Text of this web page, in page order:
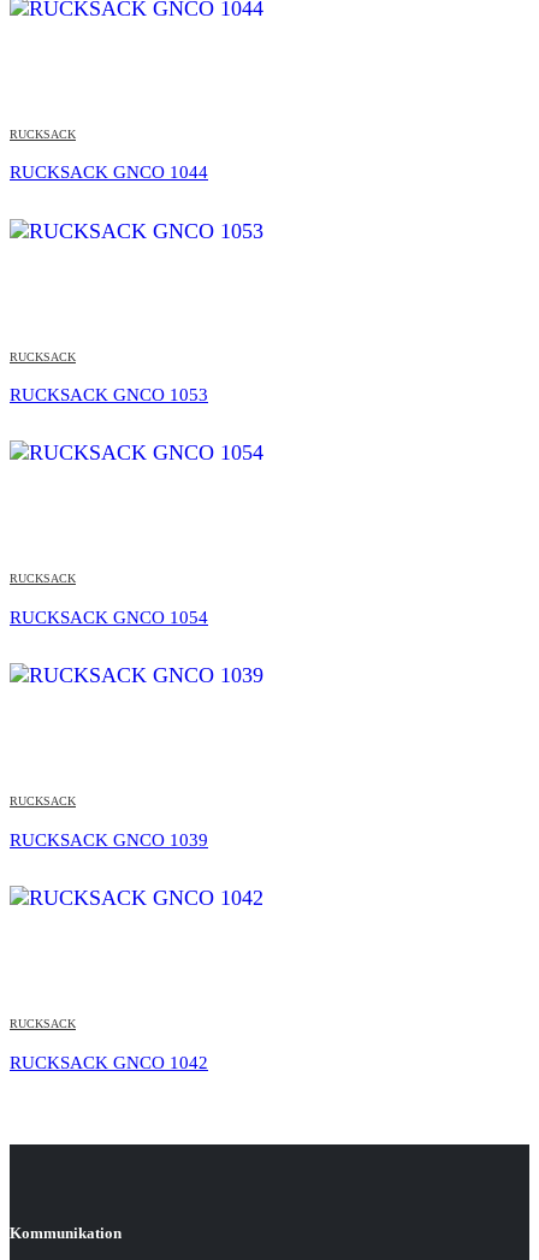
RUCKSACK
RUCKSACK GNCO 1044
RUCKSACK
RUCKSACK GNCO 1053
RUCKSACK
RUCKSACK GNCO 1054
RUCKSACK
RUCKSACK GNCO 1039
RUCKSACK
RUCKSACK GNCO 1042
Kommunikation